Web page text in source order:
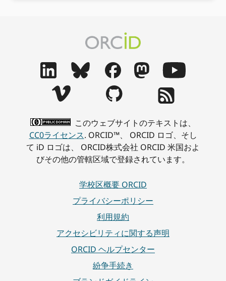
このウェブサイトのテキストは、
CC0ライセンス. ORCID™、 ORCID ロゴ、そし
て iD ロゴは、 ORCID株式会社 ORCID 米国およ
びその他の管轄区域で登録されています。
学校区概要 ORCID
プライバシーポリシー
利用規約
アクセシビリティに関する声明
ORCID ヘルプセンター
紛争手続き